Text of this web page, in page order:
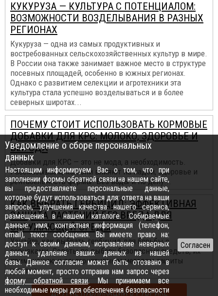
КУКУРУЗА — КУЛЬТУРА С ПОТЕНЦИАЛОМ:
ВОЗМОЖНОСТИ ВОЗДЕЛЫВАНИЯ В РАЗНЫХ
РЕГИОНАХ
Кукуруза — одна из самых продуктивных и
востребованных сельскохозяйственных культур в мире.
В России она также занимает важное место в структуре
посевных площадей, особенно в южных регионах.
Однако с развитием селекции и агротехники эта
культура стала успешно возделываться и в более
северных широтах...
ПОЧЕМУ СТОИТ ИСПОЛЬЗОВАТЬ КОРМОВЫЕ
ДОБАВКИ ДЛЯ КРС: МОЛОКО, ЗДОРОВЬЕ И
ВЫГОДА
Добавки для КРС — это не мода, а необходимость.
Рассказываем, как они влияют на надои, здоровье и
рентабельность фермы. Без воды и по делу...
КАК ВЫБРАТЬ ГЕРБИЦИД: ЭФФЕКТИВНАЯ
ЗАЩИТА РАСТЕНИЙ БЕЗ ВРЕДА ДЛЯ
ОКРУЖАЮЩЕЙ СРЕДЫ
Узнайте, как выбрать гербицид для борьбы с
сорняками. Советы по выбору безопасных средств, их
применению и альтернативным методам защиты
участка...
ДРУГИЕ ПУБЛИКАЦИИ В РУБРИКЕ
Уведомление о сборе персональных
данных
Настоящим информируем Вас о том, что при
заполнении формы обратной связи на нашем сайте,
вы предоставляете персональные данные,
которые будут использоваться для: ответа на ваши
запросы, улучшения качества нашего сервиса,
размещения в нашем каталоге. Собираемые
данные: имя, контактная информация (телефон,
email), текст сообщения. Вы имеете право на:
доступ к своим данным, исправление неверных
данных, удаление ваших данных из нашей
базы. Данное согласие может быть отозвано в
любой момент, просто отправив нам запрос через
форму обратной связи. Мы принимаем все
необходимые меры для обеспечения безопасности